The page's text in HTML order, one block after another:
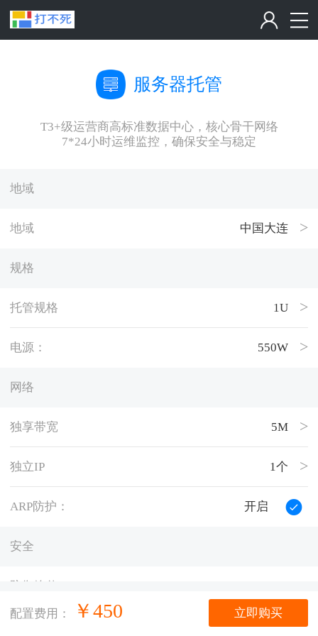
配置费用： ￥450 立即购买
服务器托管
T3+级运营商高标准数据中心，核心骨干网络
7*24小时运维监控，确保安全与稳定
地域
地域 中国大连
规格
托管规格 1U
电源： 550W
网络
独享带宽 5M
独立IP 1个
ARP防护： 开启
安全
防御峰值：